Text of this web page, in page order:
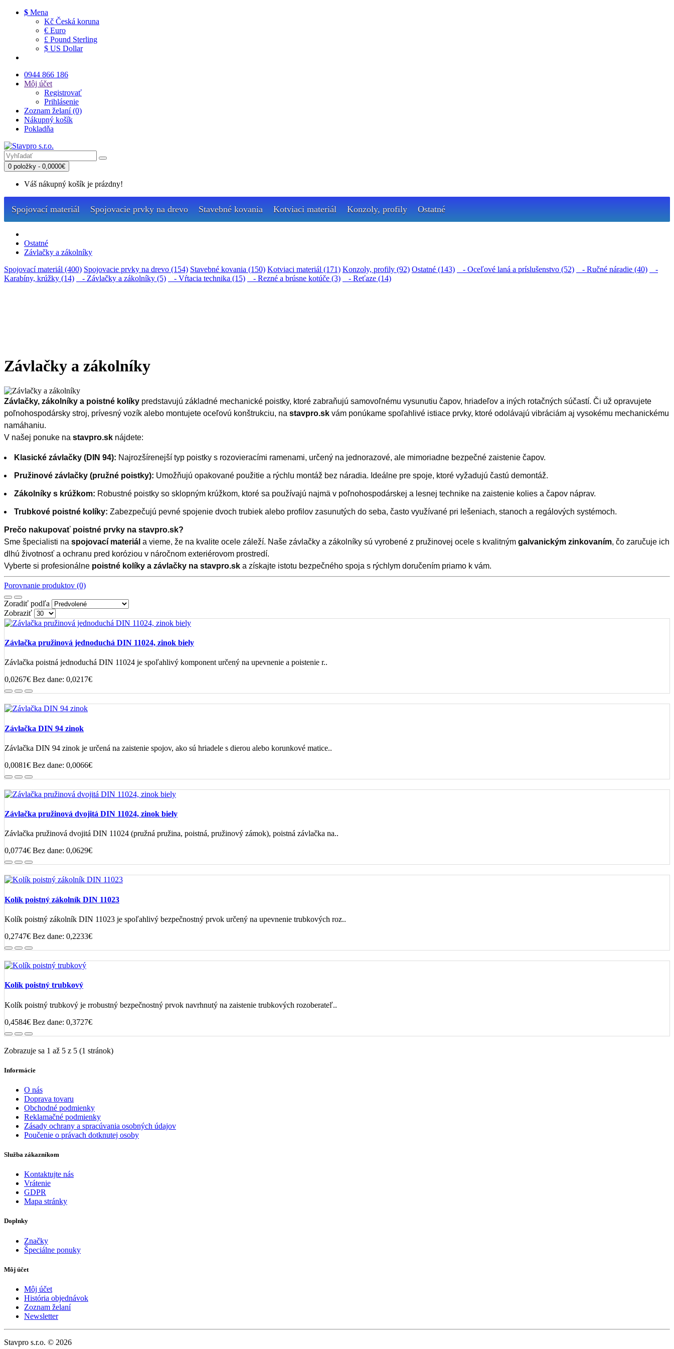
$ Mena
Kč Česká koruna
€ Euro
£ Pound Sterling
$ US Dollar
0944 866 186
Môj účet
Registrovať
Prihlásenie
Zoznam želaní (0)
Nákupný košík
Pokladňa
0 položky - 0,0000€
Váš nákupný košík je prázdny!
Spojovací materiál Spojovacie prvky na drevo Stavebné kovania Kotviaci materiál Konzoly, profily Ostatné
Ostatné
Závlačky a zákolníky
Spojovací materiál (400) Spojovacie prvky na drevo (154) Stavebné kovania (150) Kotviaci materiál (171) Konzoly, profily (92) Ostatné (143) - Oceľové laná a príslušenstvo (52) - Ručné náradie (40)
-
Karabíny, krúžky (14)
- Závlačky a zákolníky (5) - Vŕtacia technika (15) - Rezné a brúsne kotúče (3) - Reťaze (14)
Závlačky a zákolníky
Závlačky, zákolníky a poistné kolíky predstavujú základné mechanické poistky, ktoré zabraňujú samovoľnému vysunutiu čapov, hriadeľov a iných rotačných súčastí. Či už opravujete
poľnohospodársky stroj, prívesný vozík alebo montujete oceľovú konštrukciu, na stavpro.sk vám ponúkame spoľahlivé istiace prvky, ktoré odolávajú vibráciám aj vysokému mechanickému
namáhaniu.
V našej ponuke na stavpro.sk nájdete:
Klasické závlačky (DIN 94): Najrozšírenejší typ poistky s rozovieracími ramenami, určený na jednorazové, ale mimoriadne bezpečné zaistenie čapov.
Pružinové závlačky (pružné poistky): Umožňujú opakované použitie a rýchlu montáž bez náradia. Ideálne pre spoje, ktoré vyžadujú častú demontáž.
Zákolníky s krúžkom: Robustné poistky so sklopným krúžkom, ktoré sa používajú najmä v poľnohospodárskej a lesnej technike na zaistenie kolies a čapov náprav.
Trubkové poistné kolíky: Zabezpečujú pevné spojenie dvoch trubiek alebo profilov zasunutých do seba, často využívané pri lešeniach, stanoch a regálových systémoch.
Prečo nakupovať poistné prvky na stavpro.sk?
Sme špecialisti na spojovací materiál a vieme, že na kvalite ocele záleží. Naše závlačky a zákolníky sú vyrobené z pružinovej ocele s kvalitným galvanickým zinkovaním, čo zaručuje ich
dlhú životnosť a ochranu pred koróziou v náročnom exteriérovom prostredí.
Vyberte si profesionálne poistné kolíky a závlačky na stavpro.sk a získajte istotu bezpečného spoja s rýchlym doručením priamo k vám.
Porovnanie produktov (0)
Zoradiť podľa
Zobraziť
Závlačka pružinová jednoduchá DIN 11024, zinok biely
Závlačka poistná jednoduchá DIN 11024 je spoľahlivý komponent určený na upevnenie a poistenie r..
0,0267€ Bez dane: 0,0217€
Závlačka DIN 94 zinok
Závlačka DIN 94 zinok je určená na zaistenie spojov, ako sú hriadele s dierou alebo korunkové matice..
0,0081€ Bez dane: 0,0066€
Závlačka pružinová dvojitá DIN 11024, zinok biely
Závlačka pružinová dvojitá DIN 11024 (pružná pružina, poistná, pružinový zámok), poistná závlačka na..
0,0774€ Bez dane: 0,0629€
Kolík poistný zákolník DIN 11023
Kolík poistný zákolník DIN 11023 je spoľahlivý bezpečnostný prvok určený na upevnenie trubkových roz..
0,2747€ Bez dane: 0,2233€
Kolík poistný trubkový
Kolík poistný trubkový je rrobustný bezpečnostný prvok navrhnutý na zaistenie trubkových rozoberateľ..
0,4584€ Bez dane: 0,3727€
Zobrazuje sa 1 až 5 z 5 (1 stránok)
Informácie
O nás
Doprava tovaru
Obchodné podmienky
Reklamačné podmienky
Zásady ochrany a spracúvania osobných údajov
Poučenie o právach dotknutej osoby
Služba zákazníkom
Kontaktujte nás
Vrátenie
GDPR
Mapa stránky
Doplnky
Značky
Špeciálne ponuky
Môj účet
Môj účet
História objednávok
Zoznam želaní
Newsletter
Stavpro s.r.o. © 2026